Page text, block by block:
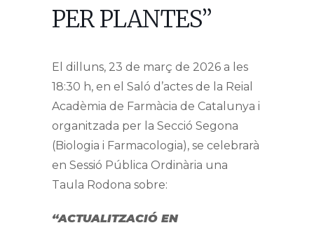
PER PLANTES”
El dilluns, 23 de març de 2026 a les
18:30 h, en el Saló d’actes de la Reial
Acadèmia de Farmàcia de Catalunya i
organitzada per la Secció Segona
(Biologia i Farmacologia), se celebrarà
en Sessió Pública Ordinària una
Taula Rodona sobre:
“ACTUALITZACIÓ EN